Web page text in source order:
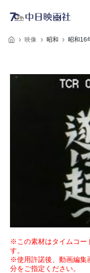
映像 昭和 昭和16
※この素材はタイムコー
す。
※使用許諾後、動画編集
分をご指定ください。